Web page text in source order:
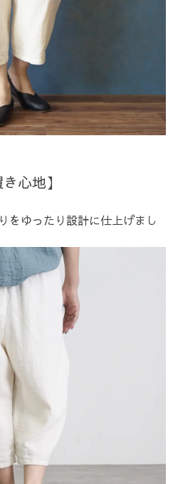
心地】
をゆったり設計に仕上げまし